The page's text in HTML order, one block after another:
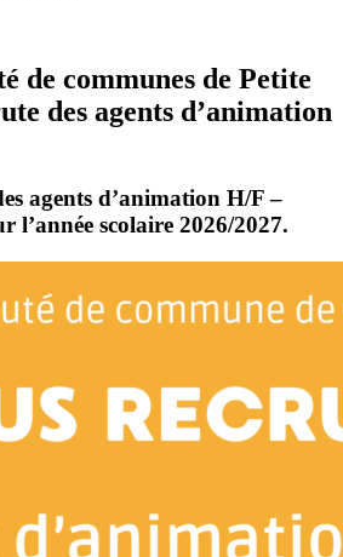
de communes de Petite
des agents d’animation
agents d’animation H/F –
l’année scolaire 2026/2027.